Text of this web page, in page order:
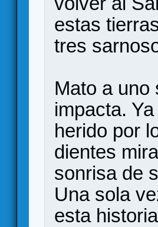
estas
tres
Mato a uno
impacta.
herido por
dientes
sonrisa de
Una sola
esta